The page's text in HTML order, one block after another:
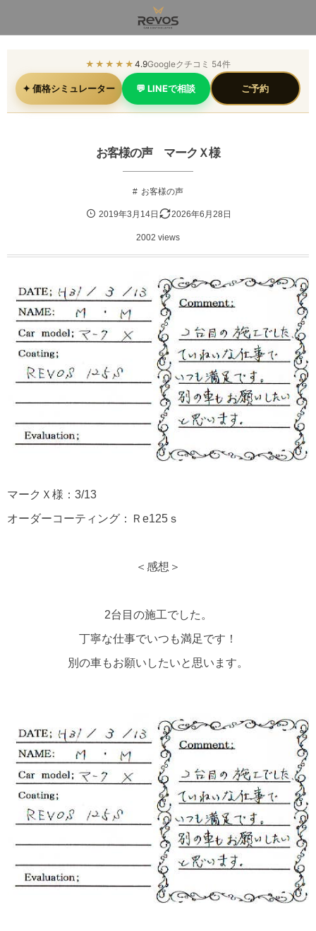
★★★★★ 4.9Googleクチコミ 54件
✦ 価格シミュレーター 💬 LINEで相談 ご予約
お客様の声 マークＸ様
お客様の声
2019年3月14日 2026年6月28日
2002 views
マークＸ様：3/13
オーダーコーティング：Ｒe125ｓ
＜感想＞
2台目の施工でした。
丁寧な仕事でいつも満足です！
別の車もお願いしたいと思います。